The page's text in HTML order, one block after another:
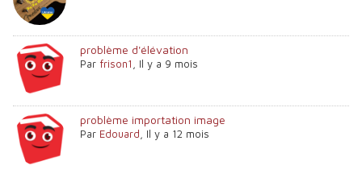
problème d'élévation
Par frison1 Il y a 9 mois
problème importation image
Par Edouard, Il y a 12 mois